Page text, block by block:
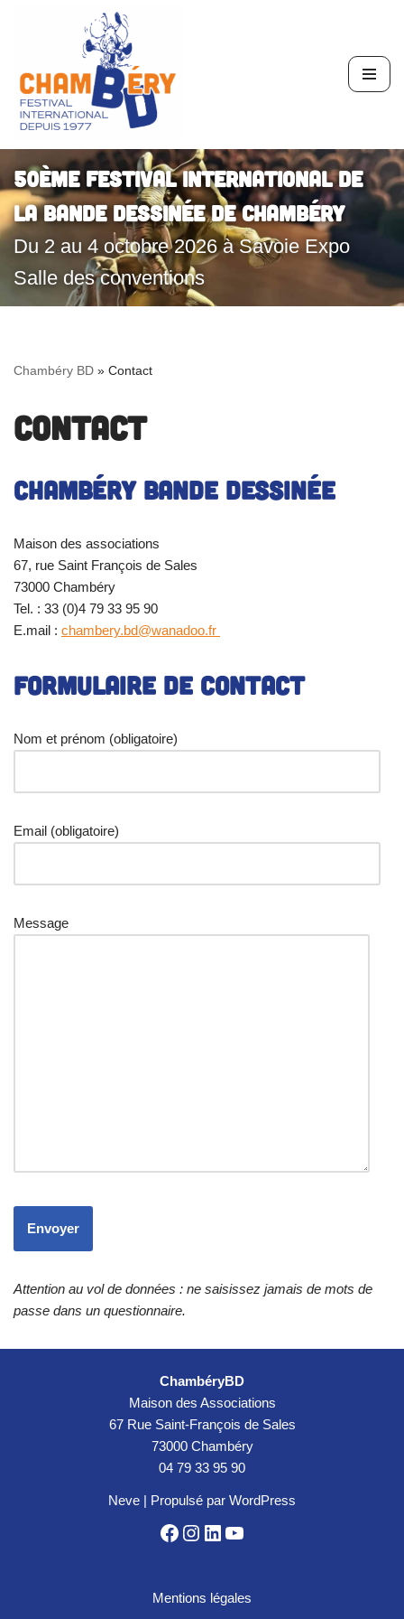
au
contenu
50ème Festival International de
la Bande Dessinée de Chambéry
Du 2 au 4 octobre 2026 à Savoie Expo
Salle des conventions
Chambéry BD » Contact
Contact
Chambéry Bande Dessinée
Maison des associations
67, rue Saint François de Sales
73000 Chambéry
Tel. : 33 (0)4 79 33 95 90
E.mail : chambery.bd@wanadoo.fr
Formulaire de contact
Nom et prénom (obligatoire)
Email (obligatoire)
Message
Attention au vol de données : ne saisissez jamais de mots de
passe dans un questionnaire.
ChambéryBD
Maison des Associations
67 Rue Saint-François de Sales
73000 Chambéry
04 79 33 95 90
Neve | Propulsé par WordPress
Mentions légales